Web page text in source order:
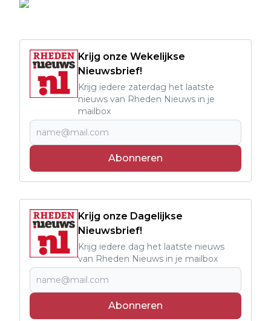
Krijg onze Wekelijkse
Nieuwsbrief!
Krijg iedere zaterdag het laatste
nieuws van Rheden Nieuws in je
mailbox
Abonneren
Krijg onze Dagelijkse
Nieuwsbrief!
Krijg iedere dag het laatste nieuws
van Rheden Nieuws in je mailbox
Abonneren